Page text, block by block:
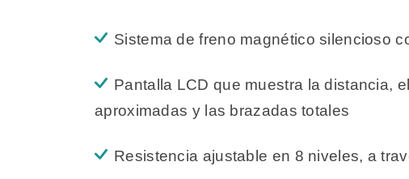
Sistema de freno magnético silencioso
Pantalla LCD que muestra la distancia,
aproximadas y las brazadas totales
Resistencia ajustable en 8 niveles, a